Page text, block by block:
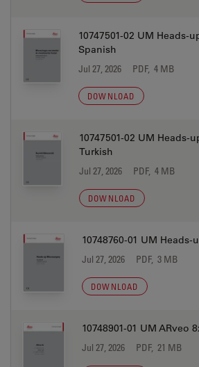
10747501-02 UM Heads-
Spanish
Jul 27, 2026 PDF, 4 MB
DOWNLOAD
10747501-02 UM Heads-
Turkish
Jul 27, 2026 PDF, 4 MB
DOWNLOAD
10748760-01 UM
Jul 27, 2026 PDF, 3 MB
DOWNLOAD
10748901-01 UM ARveo
Jul 27, 2026 PDF, 21 MB